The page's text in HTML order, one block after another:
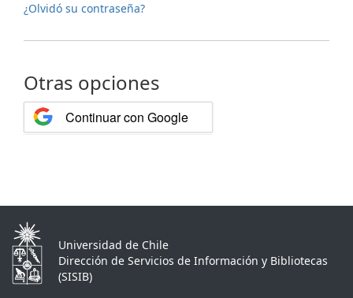
¿Olvidó su contraseña?
Otras opciones
Continuar con Google
Universidad de Chile
Dirección de Servicios de Información y Bibliotecas
(SISIB)